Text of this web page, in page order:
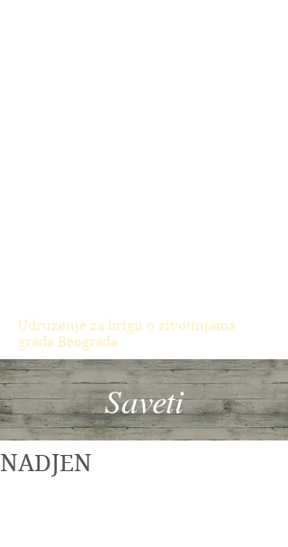
Udruzenje za brigu o zivotinjama
grada Beograda
Saveti
NADJEN